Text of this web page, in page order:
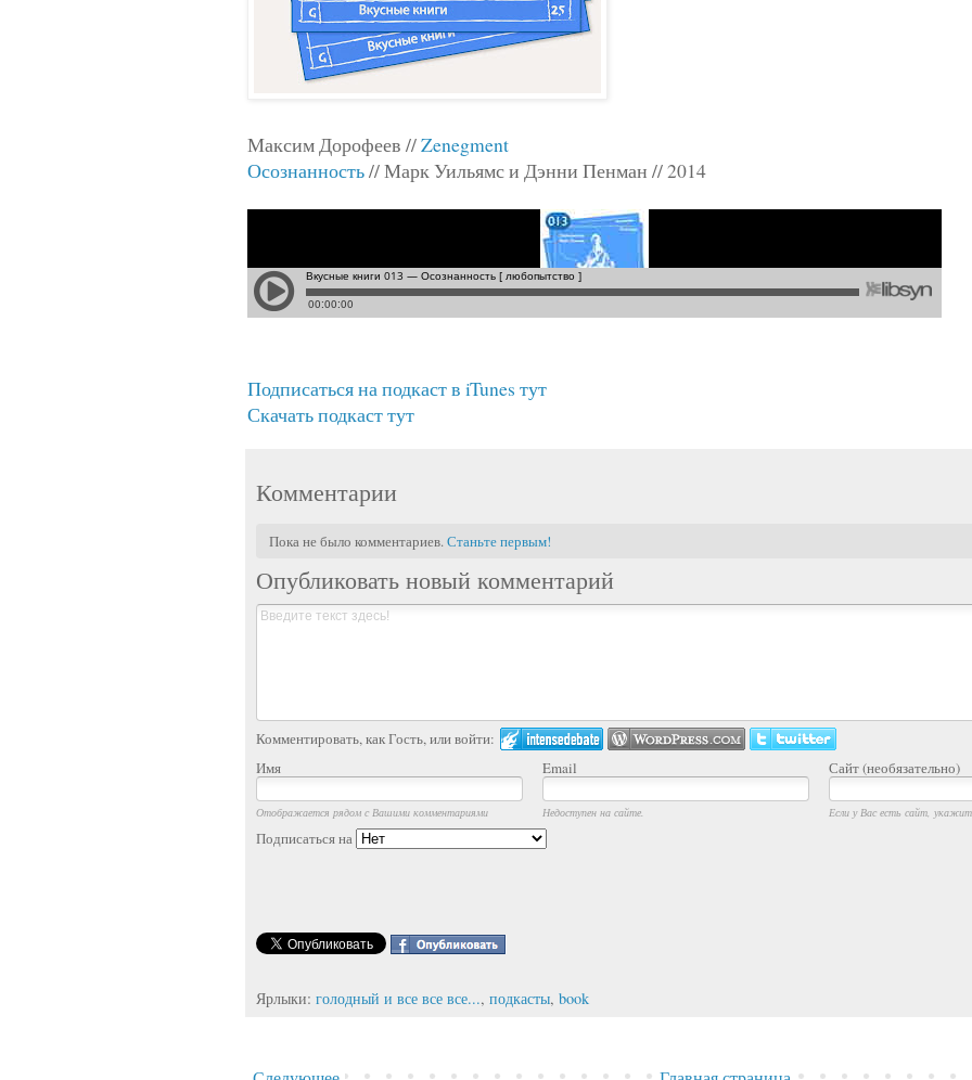
Максим Дорофеев //Zenegment
Осознанность// Марк Уильямс и Дэнни Пенман // 2014
Подписаться на подкаст в iTunes тут
Скачать подкаст тут
Комментарии
Пока не было комментариев.Станьте первым!
Опубликовать новый комментарий
Комментировать, как Гость, или войти:
Имя
Email Сайт (необязательно)
Отображается рядом с Вашими комментариями Недоступен на сайте. Если у Вас есть сайт,
Подписаться на
Ярлыки: голодный и все все все..., подкасты, book